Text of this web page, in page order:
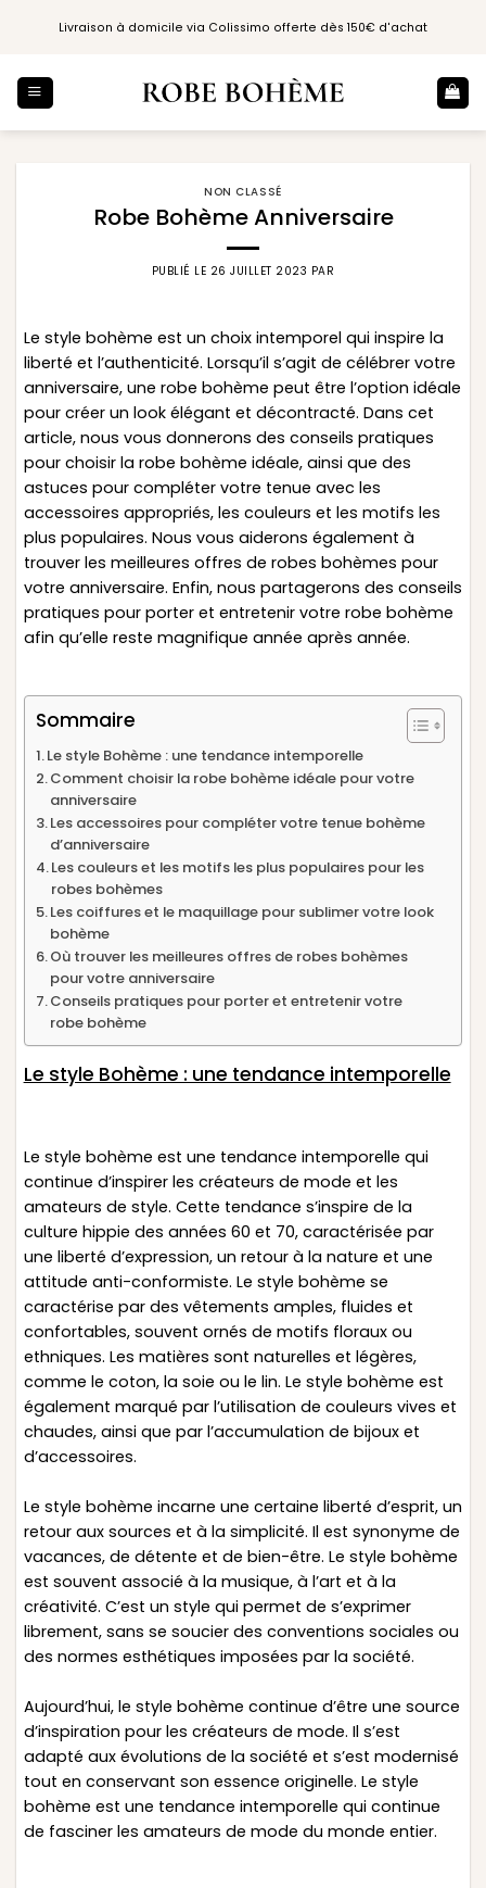
Livraison à domicile via Colissimo offerte dès 150€ d'achat
NON CLASSÉ
Robe Bohème Anniversaire
PUBLIÉ LE 26 JUILLET 2023 PAR
Le style bohème est un choix intemporel qui inspire la
liberté et l’authenticité. Lorsqu’il s’agit de célébrer votre
anniversaire, une robe bohème peut être l’option idéale
pour créer un look élégant et décontracté. Dans cet
article, nous vous donnerons des conseils pratiques
pour choisir la robe bohème idéale, ainsi que des
astuces pour compléter votre tenue avec les
accessoires appropriés, les couleurs et les motifs les
plus populaires. Nous vous aiderons également à
trouver les meilleures offres de robes bohèmes pour
votre anniversaire. Enfin, nous partagerons des conseils
pratiques pour porter et entretenir votre robe bohème
afin qu’elle reste magnifique année après année.
Sommaire
Le style Bohème : une tendance intemporelle
Comment choisir la robe bohème idéale pour votre
anniversaire
Les accessoires pour compléter votre tenue bohème
d’anniversaire
Les couleurs et les motifs les plus populaires pour les
robes bohèmes
Les coiffures et le maquillage pour sublimer votre look
bohème
Où trouver les meilleures offres de robes bohèmes
pour votre anniversaire
Conseils pratiques pour porter et entretenir votre
robe bohème
Le style Bohème : une tendance intemporelle
Le style bohème est une tendance intemporelle qui
continue d’inspirer les créateurs de mode et les
amateurs de style. Cette tendance s’inspire de la
culture hippie des années 60 et 70, caractérisée par
une liberté d’expression, un retour à la nature et une
attitude anti-conformiste. Le style bohème se
caractérise par des vêtements amples, fluides et
confortables, souvent ornés de motifs floraux ou
ethniques. Les matières sont naturelles et légères,
comme le coton, la soie ou le lin. Le style bohème est
également marqué par l’utilisation de couleurs vives et
chaudes, ainsi que par l’accumulation de bijoux et
d’accessoires.
Le style bohème incarne une certaine liberté d’esprit, un
retour aux sources et à la simplicité. Il est synonyme de
vacances, de détente et de bien-être. Le style bohème
est souvent associé à la musique, à l’art et à la
créativité. C’est un style qui permet de s’exprimer
librement, sans se soucier des conventions sociales ou
des normes esthétiques imposées par la société.
Aujourd’hui, le style bohème continue d’être une source
d’inspiration pour les créateurs de mode. Il s’est
adapté aux évolutions de la société et s’est modernisé
tout en conservant son essence originelle. Le style
bohème est une tendance intemporelle qui continue
de fasciner les amateurs de mode du monde entier.